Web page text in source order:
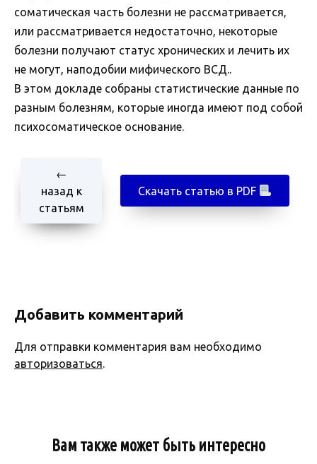
соматическая часть болезни не рассматривается,
или рассматривается недостаточно, некоторые
болезни получают статус хронических и лечить их
не могут, наподобии мифического ВСД..
В этом докладе собраны статистические данные по
разным болезням, которые иногда имеют под собой
психосоматическое основание.
←
назад к
статьям
Скачать статью в PDF
Добавить комментарий
Для отправки комментария вам необходимо
авторизоваться.
Вам также может быть интересно